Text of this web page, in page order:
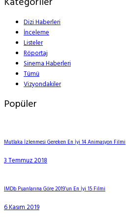
Dizi Haberleri
İnceleme
Listeler
Röportaj
Sinema Haberleri
Tümü
Vizyondakiler
Popüler
Mutlaka İzlenmesi Gereken En İyi 14 Animasyon Filmi
3 Temmuz 2018
IMDb Puanlarına Göre 2019’un En İyi 15 Filmi
6 Kasım 2019